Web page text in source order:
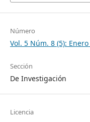
Número
Vol. 5 Núm. 8 (5):
Sección
De Investigación
Licencia